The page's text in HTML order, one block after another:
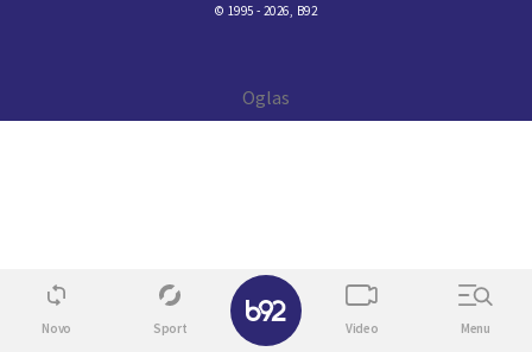
© 1995 - 2026, B92
Novo Sport Video Menu
✕